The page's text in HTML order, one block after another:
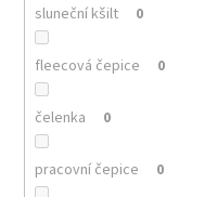
sluneční kšilt 0
fleecová čepice 0
čelenka 0
pracovní čepice 0